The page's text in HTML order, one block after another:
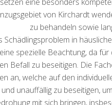
von Kirchardt
zu behandeln sowie
in
spezielle Beachtung, da
Befall zu beseitigen. Die
an, welche auf den
unauffällig zu beseitigen,
mit sich bringen,